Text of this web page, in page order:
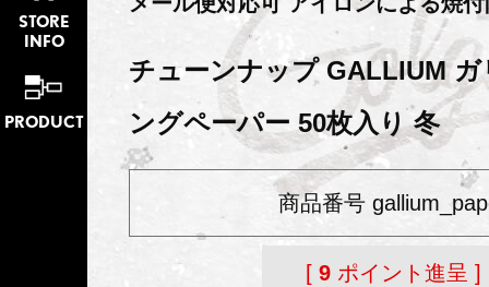
STORE
INFO
PRODUCT
チューンナップ GALLIUM
ングペーパー 50枚入り 冬
商品番号
[ 9 ポイント進呈 ]